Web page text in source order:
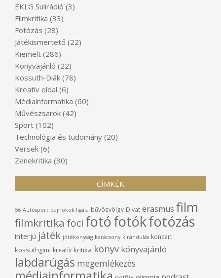
EKLG Sulirádió (3)
Filmkritika (33)
Fotózás (28)
Játékismertető (22)
Kiemelt (286)
Könyvajánló (22)
Kossuth-Diák (78)
Kreatív oldal (6)
Médiainformatika (60)
Művészsarok (42)
Sport (102)
Technológia és tudomány (20)
Versek (6)
Zenekritika (30)
CÍMKÉK
56 Autósport bajnokok ligája bűvösvölgy Divat erasmus film
filmkritika foci fotófotókfotózás
interjú játék jótékonyság karácsony kirándulás koncert
kossuthgimi kreatív kritika könyv könyvajánló
labdarúgás megemlékezés